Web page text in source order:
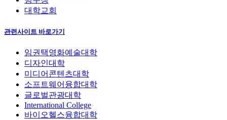
대학교회
관련사이트 바로가기
임권택영화예술대학
디자인대학
미디어콘텐츠대학
소프트웨어융합대학
글로벌관광대학
International College
바이오헬스융합대학